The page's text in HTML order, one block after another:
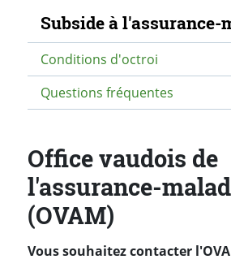
Navigation
Subside à l'assurance-
Conditions d'octroi
Questions fréquentes
Office vaudois de
l'assurance-
(OVAM)
Vous souhaitez contacter